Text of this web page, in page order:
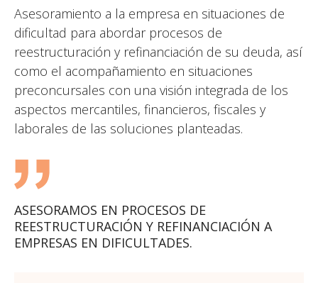
Asesoramiento a la empresa en situaciones de
dificultad para abordar procesos de
reestructuración y refinanciación de su deuda, así
como el acompañamiento en situaciones
preconcursales con una visión integrada de los
aspectos mercantiles, financieros, fiscales y
laborales de las soluciones planteadas.
ASESORAMOS EN PROCESOS DE
REESTRUCTURACIÓN Y REFINANCIACIÓN A
EMPRESAS EN DIFICULTADES.